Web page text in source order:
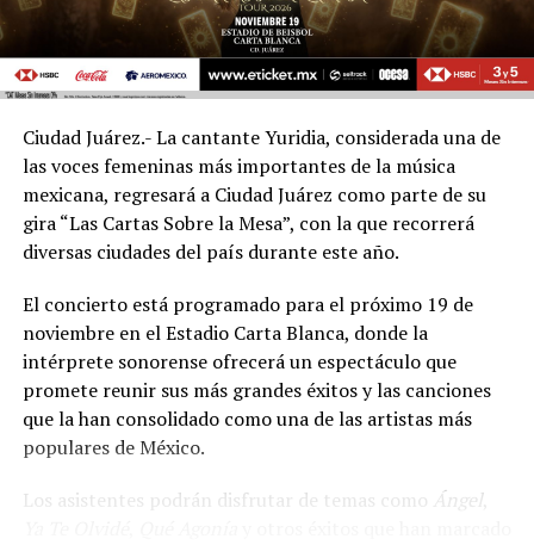
Ciudad Juárez.- La cantante Yuridia, considerada una de
las voces femeninas más importantes de la música
mexicana, regresará a Ciudad Juárez como parte de su
gira “Las Cartas Sobre la Mesa”, con la que recorrerá
diversas ciudades del país durante este año.
El concierto está programado para el próximo 19 de
noviembre en el Estadio Carta Blanca, donde la
intérprete sonorense ofrecerá un espectáculo que
promete reunir sus más grandes éxitos y las canciones
que la han consolidado como una de las artistas más
populares de México.
Los asistentes podrán disfrutar de temas como
Ángel,